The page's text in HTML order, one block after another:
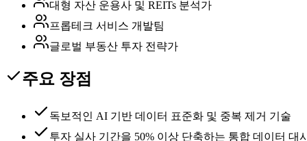
대형 자산 운용사 및 REITs 분석가
프롭테크 서비스 개발팀
글로벌 부동산 투자 전략가
주요 장점
독보적인 AI 기반 데이터 표준화 및 중복 제거 기술
투자 실사 기간을 50% 이상 단축하는 통합 데이터 대